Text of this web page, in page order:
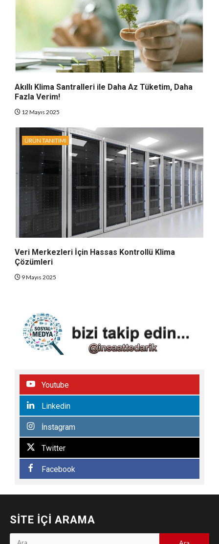
Akıllı Klima Santralleri ile Daha Az Tüketim, Daha
Fazla Verim!
12 Mayıs 2025
ÜRÜN TANITIMI
Veri Merkezleri İçin Hassas Kontrollü Klima
Çözümleri
9 Mayıs 2025
Youtube
Linkedin
İnstagram
Twitter
Facebook
SITE İÇI ARAMA
Arama: